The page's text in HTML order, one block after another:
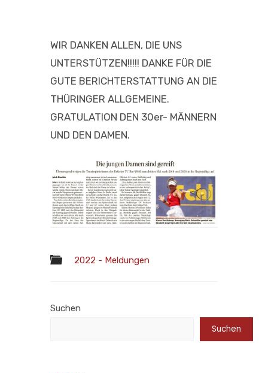
WIR DANKEN ALLEN, DIE UNS
UNTERSTÜTZEN!!!!! DANKE FÜR DIE
GUTE BERICHTERSTATTUNG AN DIE
THÜRINGER ALLGEMEINE.
GRATULATION DEN 30er- MÄNNERN
UND DEN DAMEN.
2022 - Meldungen
Suchen
Suchen